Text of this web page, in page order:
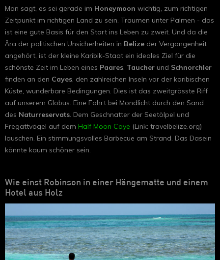
Man sagt, es sei gerade im Honeymoon wichtig, zum richtigen
Zeitpunkt im richtigen Land zu sein. Träumen unter Palmen - das
ist eine gute Basis für den Start ins Leben zu zweit. Und da die
Ära der politischen Unsicherheiten in Belize der Vergangenheit
angehört, ist der kleine Karibik-Staat ein ideales Ziel für die
schönste Zeit im Leben eines Paares Taucher und Schnorchler
finden an den Cayes , den zahlreichen Inseln vor der karibischen
Küste, wunderbare Bedingungen. Dies ist das zweitgrösste Riff
auf unserem Globus. Eine Fahrt bei Mondlicht durch den Sand
des Naturreservats . Dem Geschnatter der Seetölpel und
Fregattvögel auf dem Half Moon Caye (Link: travelbelize.org)
lauschen. Ein stimmungsvolles Barbecue am Strand. Das Dasein
könnte kaum schöner sein.
Wie einst Robinson in einer Hängematte und einem
Hotel aus Holz